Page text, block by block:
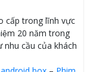
cấp trong lĩnh vực
20 năm trong
cầu của khách